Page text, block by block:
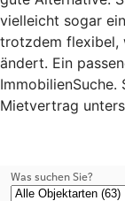
vielleicht sogar
trotzdem flexibel,
ändert. Ein
ImmobilienSuche.
Mietvertrag